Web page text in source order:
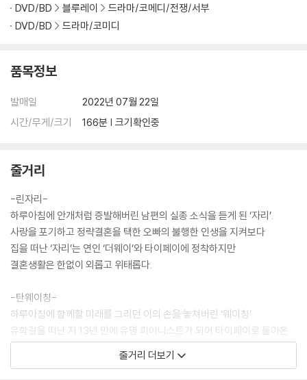
DVD/BD
블루레이
드라마/코메디/전쟁/서부
DVD/BD
드라마/코미디
품목정보
발매일
2022년 07월 22일
시간/무게/크기
166분 | 크기확인중
줄거리
-린자리-
하루아침에 안개처럼 증발해버린 남편의 실종 소식을 듣게 된 ‘자리’.
사랑을 포기하고 정략결혼을 택한 오빠의 불행한 인생을 지켜보다
집을 떠난 ‘자리’는 연인 ‘더웨이’와 타이페이에 정착하지만
결혼생활은 한없이 외롭고 위태롭다.
-탄웨이칭-
하루아침에 함께할 미래를 그리던 이의 손을 놓쳐버린 ‘웨이칭’.
유학길을 떠난 지 13년 만에 유명 피아니스트가 되어 타이페이로 돌아온
다.
귀국 공연을 몇 시간 앞둔 그녀에게 옛 연인의 동생 ‘자리’가 찾아온다.
줄거리 더보기